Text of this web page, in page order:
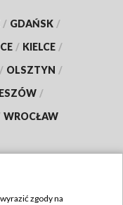
/ GDAŃSK /
/ KIELCE /
/ OLSZTYN /
/
WROCŁAW
zgody na